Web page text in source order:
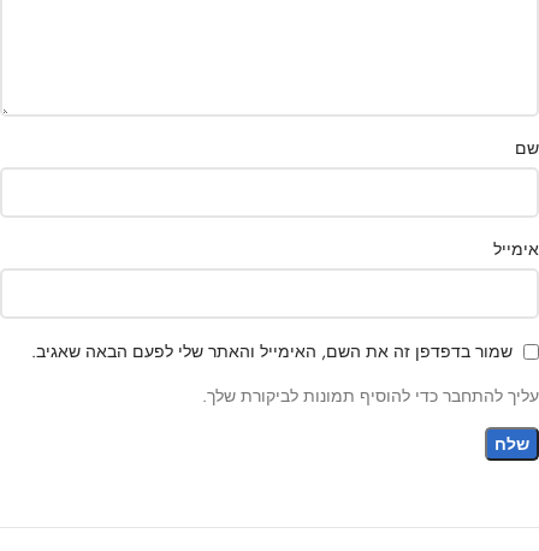
שם
אימייל
שמור בדפדפן זה את השם, האימייל והאתר שלי לפעם הבאה שאגיב.
עליך להתחבר כדי להוסיף תמונות לביקורת שלך.